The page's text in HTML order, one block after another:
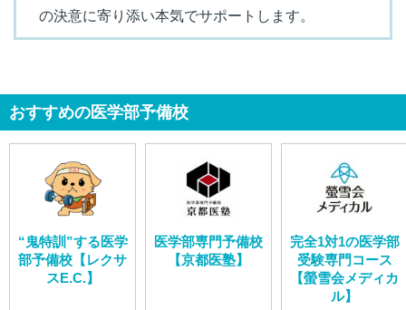
の決意に寄り添い本気でサポートします。
おすすめの医学部予備校
“鬼特訓”する医学
部予備校【レクサ
スE.C.】
医学部専門予備校
【京都医塾】
完全1対1の医学部
受験専門コース
【螢雪会メディカ
ル】